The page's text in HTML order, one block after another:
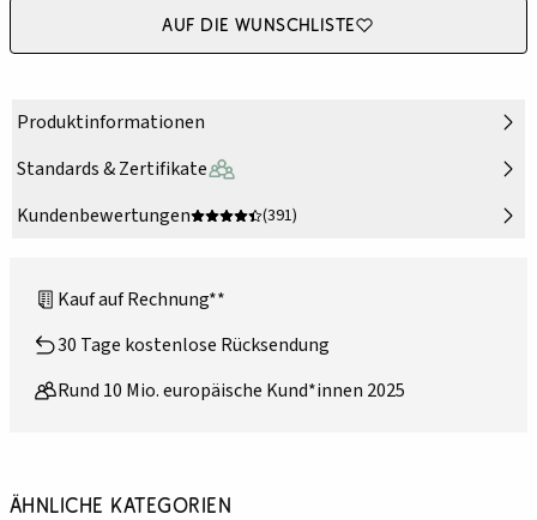
Auf die Wunschliste
Produktinformationen
Standards & Zertifikate
Kundenbewertungen
(391)
Kauf auf Rechnung**
30 Tage kostenlose Rücksendung
Rund 10 Mio. europäische Kund*innen 2025
Ähnliche Kategorien